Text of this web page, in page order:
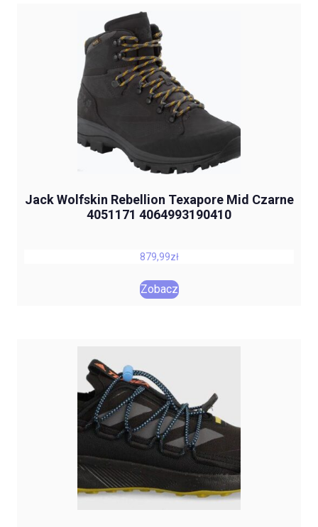
Jack Wolfskin Rebellion Texapore Mid Czarne
4051171 4064993190410
879,99zł
Zobacz